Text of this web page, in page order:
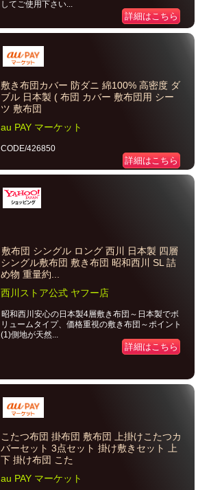
してご使用下さい...
詳細はこちら
敷き布団カバー 防ダニ 綿100% 高密度 ダ
ブル 日本製 ( 布団 カバー 敷布団用 シー
ツ 敷布団
au PAY マーケット
CODE/426850
詳細はこちら
敷布団 シングル ロング 西川 日本製 四層
シングル敷布団 敷き布団 昭和西川 SL 詰
め物 重量約...
西川ストア公式 ヤフー店
昭和西川安心の日本製4層敷き布団～日本製でボ
リュームタイプ、価格重視の敷き布団～ポイント
(1)側地が天然...
詳細はこちら
こたつ布団 掛布団 敷布団 上掛けこたつカ
バーセット 3点セット 掛け敷きセット 上
下 掛け布団 こた
au PAY マーケット